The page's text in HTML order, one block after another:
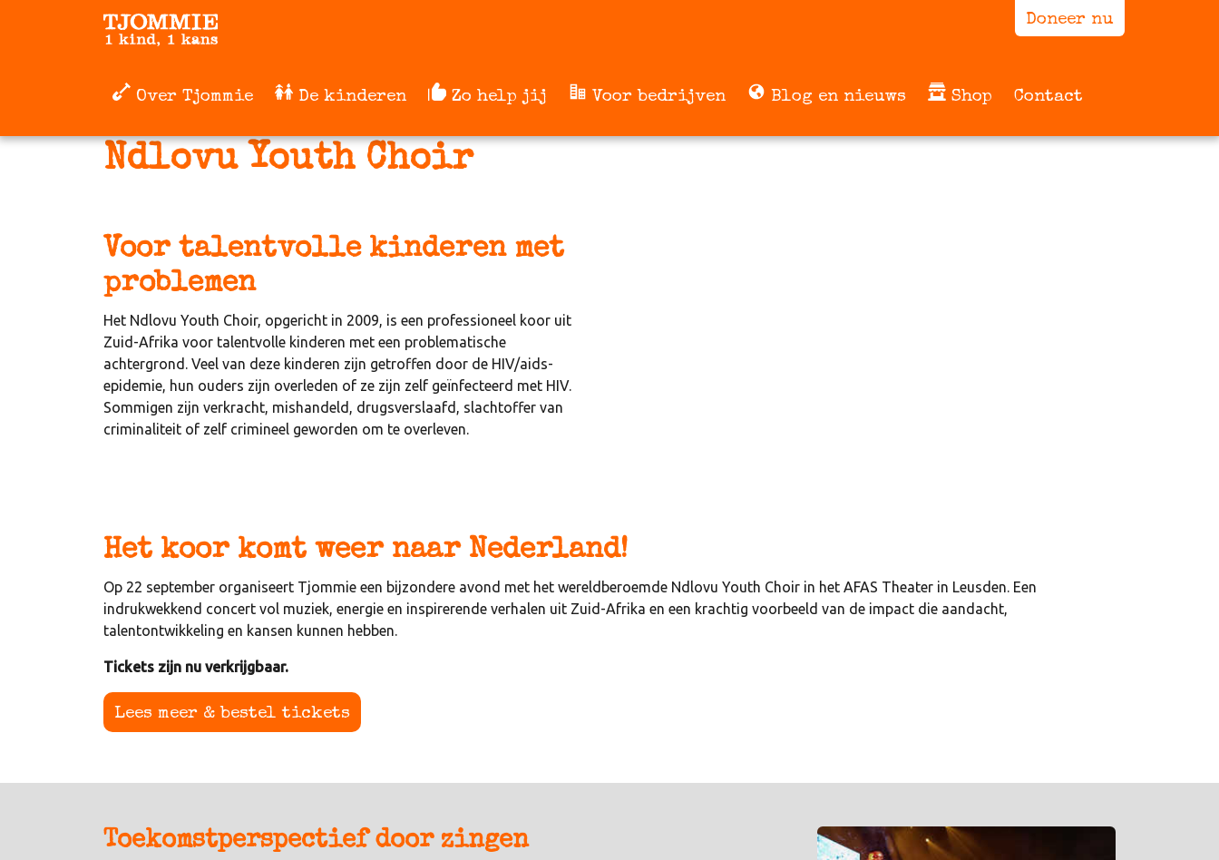
Doneer nu
Over Tjommie De kinderen Zo help jij Voor bedrijven Blog en nieuws Shop Contact
Ndlovu Youth Choir
Voor talentvolle kinderen met
problemen
Het Ndlovu Youth Choir, opgericht in 2009, is een professioneel koor uit
Zuid-Afrika voor talentvolle kinderen met een problematische
achtergrond. Veel van deze kinderen zijn getroffen door de HIV/aids-
epidemie, hun ouders zijn overleden of ze zijn zelf geïnfecteerd met HIV.
Sommigen zijn verkracht, mishandeld, drugsverslaafd, slachtoffer van
criminaliteit of zelf crimineel geworden om te overleven.
Het koor komt weer naar Nederland!
Op 22 september organiseert Tjommie een bijzondere avond met het wereldberoemde Ndlovu Youth Choir in het AFAS Theater in Leusden. Een
indrukwekkend concert vol muziek, energie en inspirerende verhalen uit Zuid-Afrika en een krachtig voorbeeld van de impact die aandacht,
talentontwikkeling en kansen kunnen hebben.
Tickets zijn nu verkrijgbaar.
Lees meer & bestel tickets
Toekomstperspectief door zingen